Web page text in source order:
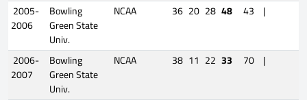
2005-
2006
Bowling
Green State
Univ.
NCAA 36 20 28 48 43 |
2006-
2007
Bowling
Green State
Univ.
NCAA 38 11 22 33 70 |